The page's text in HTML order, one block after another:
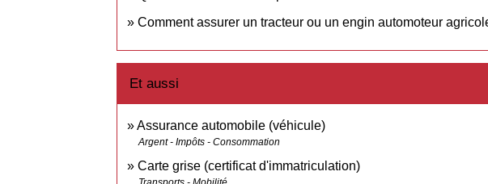
Comment assurer un tracteur ou un engin automoteur
Et aussi
Assurance automobile (véhicule)
Argent - Impôts - Consommation
Carte grise (certificat d'immatriculation)